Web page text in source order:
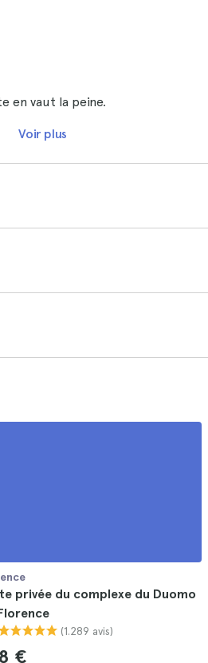
en vaut la peine.
Voir plus
privée du complexe du Duomo
(1.289 avis)
€